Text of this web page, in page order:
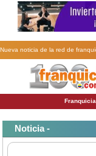
Nueva noticia de la red de
Noticia -